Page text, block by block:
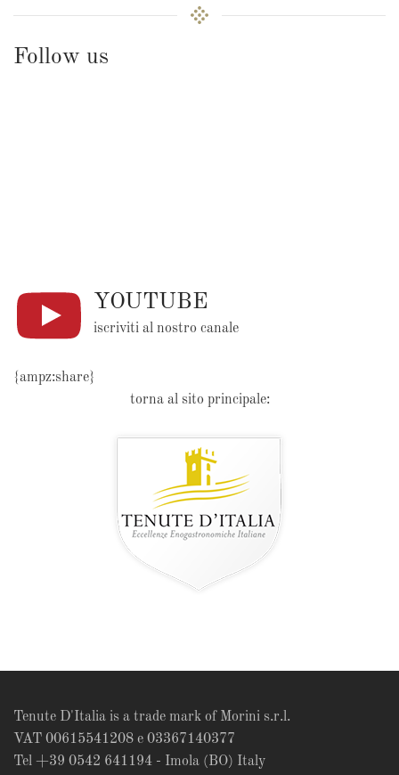
Follow us
YOUTUBE
iscriviti al nostro canale
{ampz:share}
torna al sito principale:
Tenute D'Italia is a trade mark of Morini s.r.l.
VAT 00615541208 e 03367140377
Tel +39 0542 641194 - Imola (BO) Italy